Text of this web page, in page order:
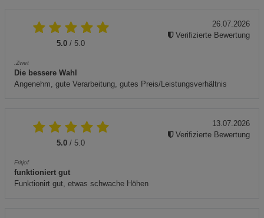
5.0 / 5.0
.Zwet
Die bessere Wahl
Angenehm, gute Verarbeitung, gutes Preis/Leistungsverhältnis
26.07.2026
Verifizierte Bewertung
5.0 / 5.0
Fritjof
funktioniert gut
Funktionirt gut, etwas schwache Höhen
13.07.2026
Verifizierte Bewertung